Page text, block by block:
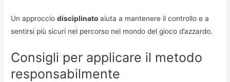
Un approcciodisciplinato aiuta a mantenere il controllo e a
sentirsi più sicuri nel percorso nel mondo del gioco d’azzardo.
Consigli per applicare il metodo
responsabilmente